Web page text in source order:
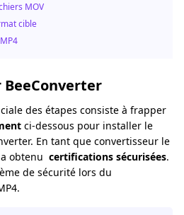
MOV
cible
des étapes consiste à frapper
ci-dessous pour installer le
En tant que convertisseur le
obtenu certifications sécurisées.
de sécurité lors du